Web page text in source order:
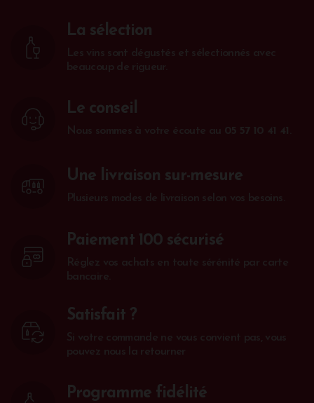
La sélection
Le conseil
Une livraison sur-mesure
Paiement 100 sécurisé
Satisfait ?
Programme fidélité